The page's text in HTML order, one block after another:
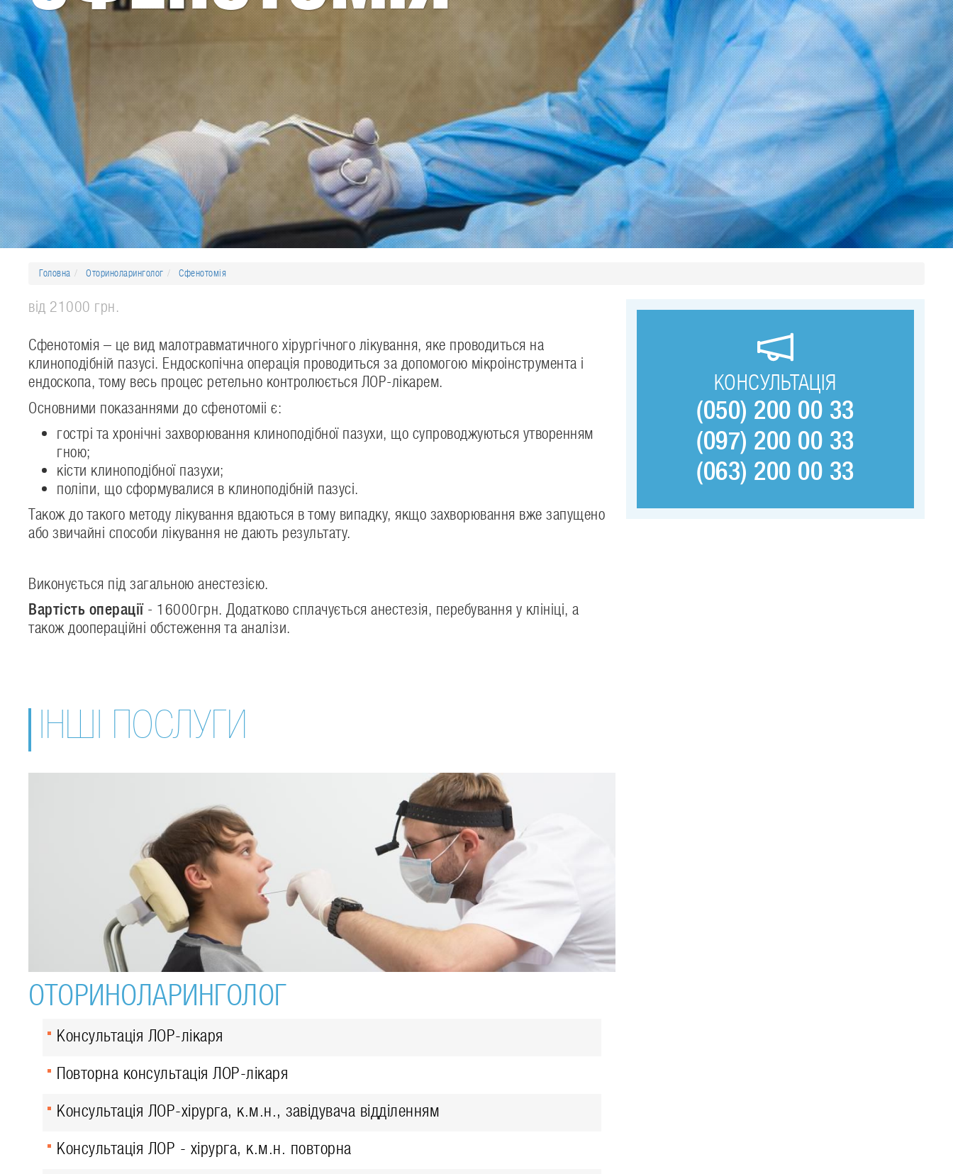
Головна Оториноларинголог Сфенотомія
від 21000 грн.
Сфенотомія – це вид малотравматичного хірургічного лікування, яке проводиться на
клиноподібній пазусі. Ендоскопічна операція проводиться за допомогою мікроінструмента і
ендоскопа, тому весь процес ретельно контролюється ЛОР-лікарем.
Основними показаннями до сфенотоміі є:
гострі та хронічні захворювання клиноподібної пазухи, що супроводжуються утворенням
гною;
кісти клиноподібної пазухи;
поліпи, що сформувалися в клиноподібній пазусі.
Також до такого методу лікування вдаються в тому випадку, якщо захворювання вже запущено
або звичайні способи лікування не дають результату.
Виконується під загальною анестезією.
Вартість операції- 16000грн. Додатково сплачується анестезія, перебування у клініці, а
також доопераційні обстеження та аналізи.
ІНШІ ПОСЛУГИ
ОТОРИНОЛАРИНГОЛОГ
Консультація ЛОР-лікаря
Повторна консультація ЛОР-лікаря
Консультація ЛОР-хірурга, к.м.н., завідувача відділенням
Консультація ЛОР - хірурга, к.м.н. повторна
КОНСУЛЬТАЦІЯ
(050) 200 00 33
(097) 200 00 33
(063) 200 00 33